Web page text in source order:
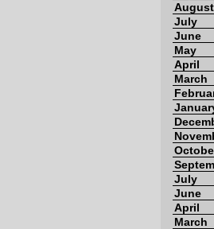
August
July
June
May
April
March
July
June
April
March